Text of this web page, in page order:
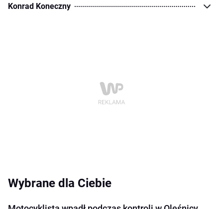
Konrad Koneczny
Wybrane dla Ciebie